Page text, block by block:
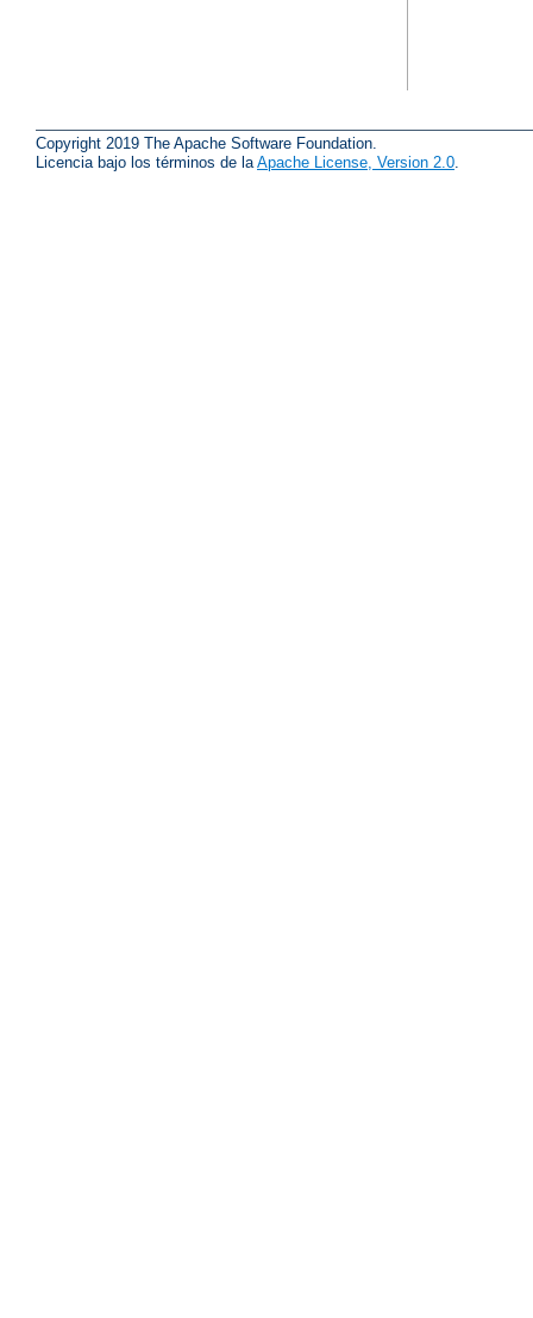
Copyright 2019 The Apache Software Foundation.
Licencia bajo los términos de la Apache License, Version 2.0